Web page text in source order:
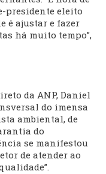
presidente eleito
é ajustar e fazer
há muito tempo”,
da ANP, Daniel
do imensa
ambiental, de
do
se manifestou
de atender ao